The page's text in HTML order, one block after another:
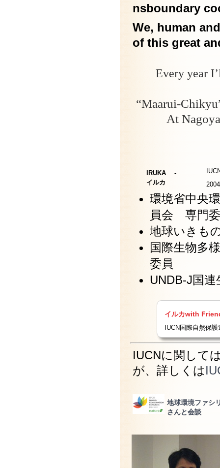
nsboundary
We, human
of this great
Every year
“Maarui-
At
IRUKA -
イルカ
環境省中央
員会 専門
地球いきも
国際生物多
委員
UNDB-J国
イルカwith
IUCN国際自然保
IUCNに関して
が、詳しくは
地球環境ファシ
さんと会談